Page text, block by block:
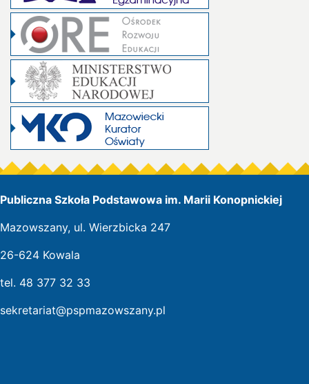
Publiczna Szkoła Podstawowa im. Marii Konopnickiej
Mazowszany, ul. Wierzbicka 247
26-624 Kowala
tel. 48 377 32 33
sekretariat@pspmazowszany.pl